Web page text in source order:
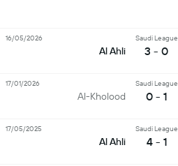
Al Ahli
Saudi League
3 - 0
16/05/2026
Al-Kholood
Saudi League
0 - 1
17/01/2026
Al Ahli
Saudi League
4 - 1
17/05/2025